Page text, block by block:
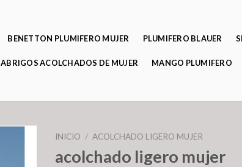
BENETTON PLUMIFERO MUJER PLUMIFERO BLAUER
ABRIGOS ACOLCHADOS DE MUJER MANGO PLUMIFERO
INICIO / ACOLCHADO LIGERO MUJER
acolchado ligero mujer